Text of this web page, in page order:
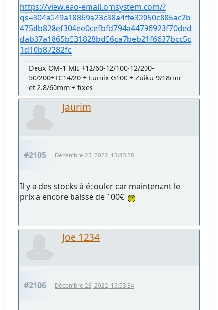
https://view.eao-email.omsystem.com/?
qs=304a249a18869a23c38a4ffe32050c885ac2b
475db828ef304ee0cefbfd794a44796923f70ded
dab37a1865b531828bd56ca7beb21f6637bcc5c
1d10b87282fc
Deux OM-1 MII +12/60-12/100-12/200-
50/200+TC14/20 + Lumix G100 + Zuiko 9/18mm
et 2.8/60mm + fixes
Jaurim
#2105 Décembre 23, 2022, 13:43:28
Il y a des stocks à écouler car maintenant le
prix a encore baissé de 100€
Joe 1234
#2106 Décembre 23, 2022, 15:53:34